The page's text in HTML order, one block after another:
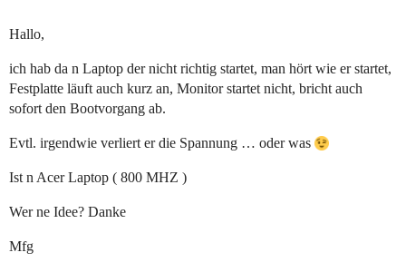
Hallo,
ich hab da n Laptop der nicht richtig startet, man hört wie er startet,
Festplatte läuft auch kurz an, Monitor startet nicht, bricht auch
sofort den Bootvorgang ab.
Evtl. irgendwie verliert er die Spannung … oder was
Ist n Acer Laptop ( 800 MHZ )
Wer ne Idee? Danke
Mfg